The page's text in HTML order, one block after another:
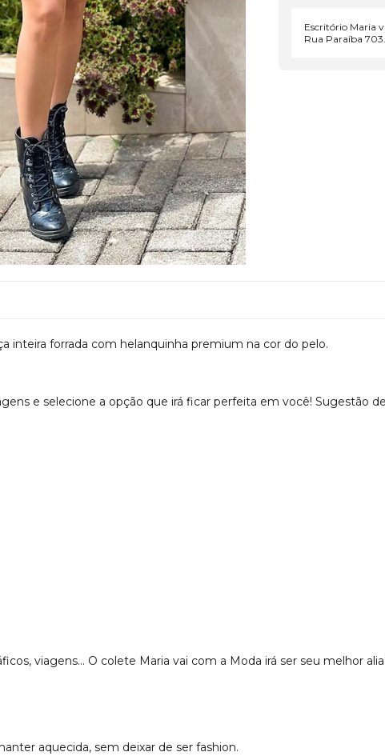
Escritório Maria
Rua Paraíba
inteira forrada com helanquinha premium na cor do pelo.
e selecione a opção que irá ficar perfeita em você! Sugestão
viagens... O colete Maria vai com a Moda irá ser seu melhor
aquecida, sem deixar de ser fashion.